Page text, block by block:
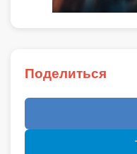
Поделиться